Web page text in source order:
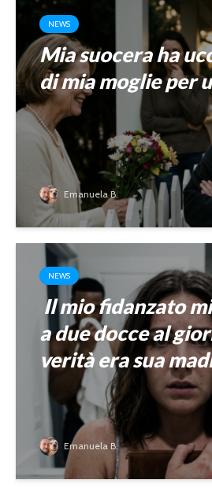
NEWS
Mia suocera ha
di mia moglie per
Emanuela B.
NEWS
Il mio fidanzato
a due docce al
verità era sua
Emanuela B.